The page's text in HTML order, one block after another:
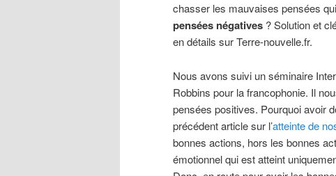
chasser les mauvaises pensées
pensées négatives ? Solution et
en détails sur Terre-nouvelle.fr.
Nous avons suivi un séminaire
Robbins pour la francophonie. Il
pensées positives. Pourquoi avoir
précédent article sur l’atteinte de
bonnes actions, hors les bonnes
émotionnel qui est atteint